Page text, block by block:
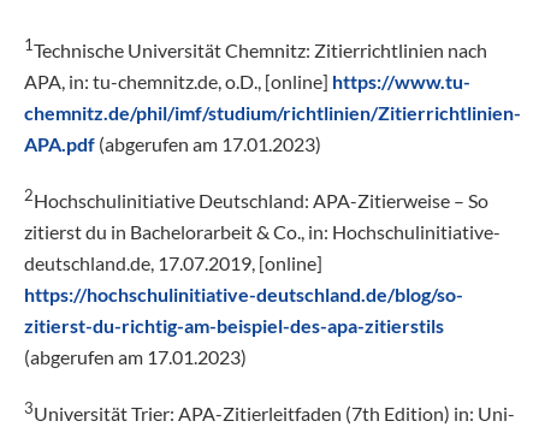
1Technische Universität Chemnitz: Zitierrichtlinien nach
APA, in: tu-chemnitz.de, o.D., [online] https://www.tu-
chemnitz.de/phil/imf/studium/richtlinien/Zitierrichtlinien-
APA.pdf (abgerufen am 17.01.2023)
2Hochschulinitiative Deutschland: APA-Zitierweise – So
zitierst du in Bachelorarbeit & Co., in: Hochschulinitiative-
deutschland.de, 17.07.2019, [online]
https://hochschulinitiative-deutschland.de/blog/so-
zitierst-du-richtig-am-beispiel-des-apa-zitierstils
(abgerufen am 17.01.2023)
3Universität Trier: APA-Zitierleitfaden (7th Edition) in: Uni-